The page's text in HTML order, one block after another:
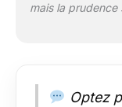
mais la prudence
Optez